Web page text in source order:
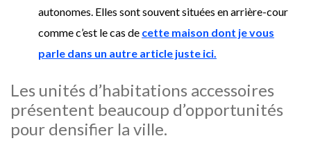
autonomes. Elles sont souvent situées en arrière-cour
comme c’est le cas de cette maison dont je vous
parle dans un autre article juste ici.
Les unités d’habitations accessoires
présentent beaucoup d’opportunités
pour densifier la ville.